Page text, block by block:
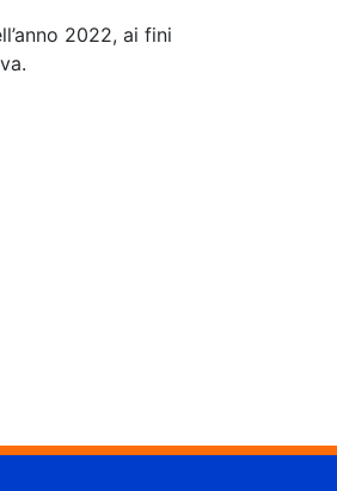
2022, ai fini